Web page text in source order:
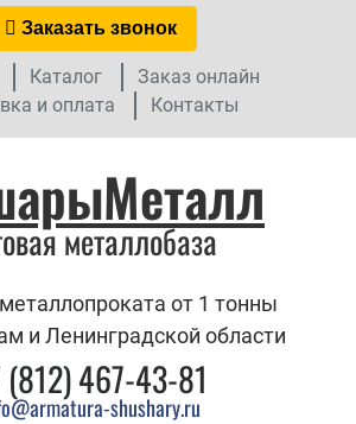
Заказать звонок
Каталог
Заказ онлайн
и оплата
Контакты
металлобаза
от 1 тонны
и Ленинградской области
(812) 467-43-81
shushary.ru